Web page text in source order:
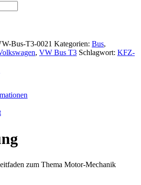
Bus-T3-0021 Kategorien: Bus,
, VW Bus T3 Schlagwort: KFZ-
zum Thema Motor-Mechanik